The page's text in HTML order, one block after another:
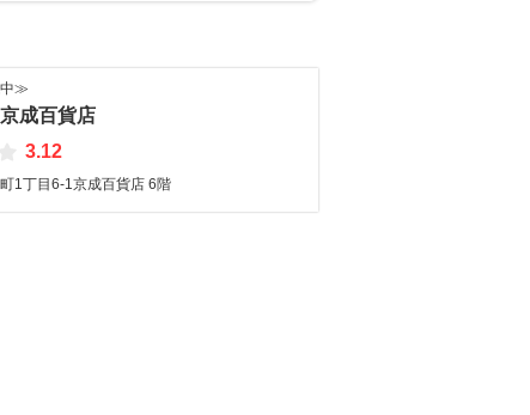
中≫
成百貨店
3.12
1丁目6-1京成百貨店 6階